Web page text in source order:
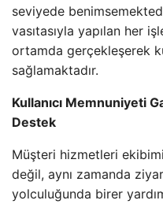
seviyede
vasıtasıyla yapılan her
ortamda gerçekleşerek
sağlamaktadır.
Kullanıcı Memnuniyeti
Destek
Müşteri hizmetleri
değil, aynı zamanda
yolculuğunda birer